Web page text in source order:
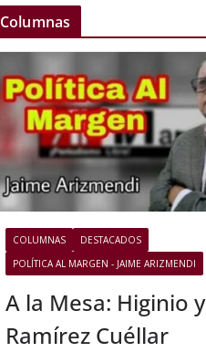
Columnas
COLUMNAS
DESTACADOS
POLÍTICA AL MARGEN - JAIME ARIZMENDI
A la Mesa: Higinio y
Ramírez Cuéllar